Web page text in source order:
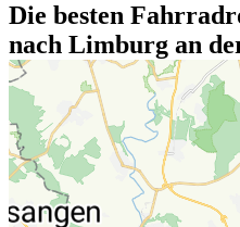
Die besten
nach Limburg an